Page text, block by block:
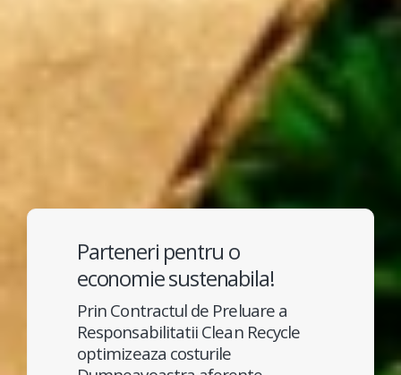
Parteneri pentru o
economie sustenabila!
Prin Contractul de Preluare a
Responsabilitatii Clean Recycle
optimizeaza costurile